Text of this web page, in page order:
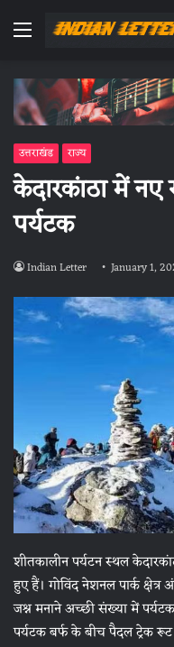
Menu
उत्तराखंड राज्य
केदारकांठा में
पर्यटक
Indian Letter January 1,
शीतकालीन पर्यटन स्थल
हुए हैं। गोविंद नेशनल पार्क
जश्न मनाने अच्छी संख्या में
पर्यटक बर्फ के बीच पैदल ट्रेक